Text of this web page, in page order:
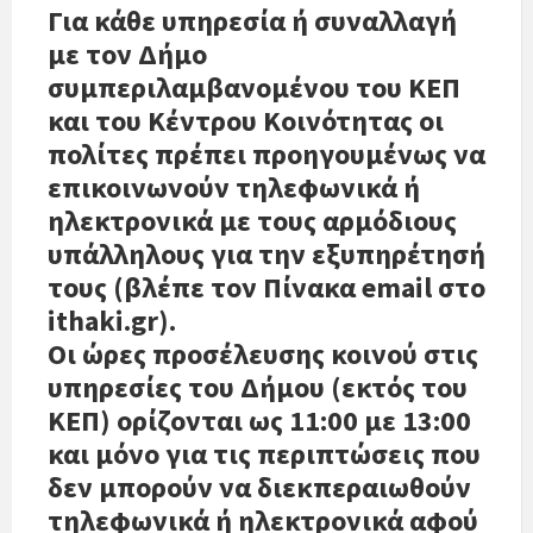
Για κάθε υπηρεσία ή συναλλαγή
με τον Δήμο
συμπεριλαμβανομένου του ΚΕΠ
και του Κέντρου Κοινότητας οι
πολίτες πρέπει προηγουμένως να
επικοινωνούν τηλεφωνικά ή
ηλεκτρονικά με τους αρμόδιους
υπάλληλους για την εξυπηρέτησή
τους (βλέπε τον Πίνακα email στο
ithaki.gr).
Οι ώρες προσέλευσης κοινού στις
υπηρεσίες του Δήμου (εκτός του
ΚΕΠ) ορίζονται ως 11:00 με 13:00
και μόνο για τις περιπτώσεις που
δεν μπορούν να διεκπεραιωθούν
τηλεφωνικά ή ηλεκτρονικά αφού